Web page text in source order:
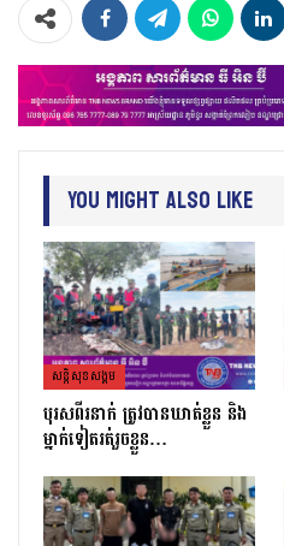
You Might Also Like
សន្តិសុខសង្គម
បុរសពីរនាក់ ត្រូវបានឃាត់ខ្លួន និង
ម្នាក់ទៀតរត់រួចខ្លួន…